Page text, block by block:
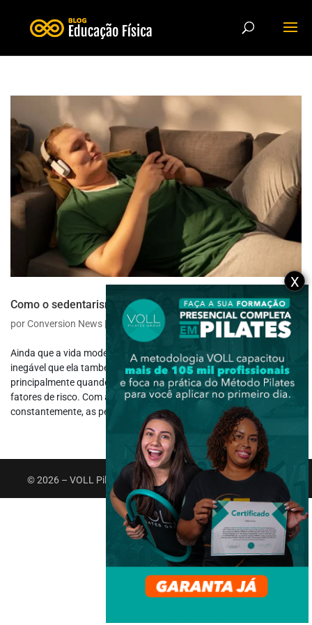
Como o sedentarismo interfere nas doenças da coluna?
porConversion News | out 14, 2024 | Saúde e Bem-estar
Ainda que a vida moderna traga muitas comodidades e confortos, é
inegável que ela também possui diversos efeitos colaterais,
principalmente quando falamos sobre as doenças da coluna e seus
fatores de risco. Com a tecnologia se revolucionando
constantemente, as pessoas...
© 2026 – VOLL Pilates Group. Todos os direitos reservados.
X